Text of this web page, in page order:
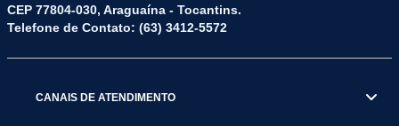
CEP 77804-030, Araguaína - Tocantins.
Telefone de Contato: (63) 3412-5572
CANAIS DE ATENDIMENTO